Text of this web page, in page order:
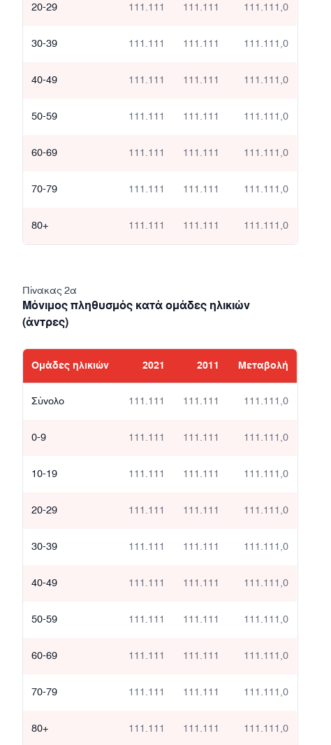
20-29 111.111 111.111 111.111,0
30-39 111.111 111.111 111.111,0
40-49 111.111 111.111 111.111,0
50-59 111.111 111.111 111.111,0
60-69 111.111 111.111 111.111,0
70-79 111.111 111.111 111.111,0
80+ 111.111 111.111 111.111,0
Πίνακας 2α
Μόνιμος πληθυσμός κατά ομάδες ηλικιών
(άντρες)
Ομάδες ηλικιών 2021 2011 Μεταβολή
Σύνολο 111.111 111.111 111.111,0
0-9 111.111 111.111 111.111,0
10-19 111.111 111.111 111.111,0
20-29 111.111 111.111 111.111,0
30-39 111.111 111.111 111.111,0
40-49 111.111 111.111 111.111,0
50-59 111.111 111.111 111.111,0
60-69 111.111 111.111 111.111,0
70-79 111.111 111.111 111.111,0
80+ 111.111 111.111 111.111,0